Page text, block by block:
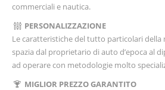
commerciali e nautica.
PERSONALIZZAZIONE
Le caratteristiche del tutto particolari della
spazia dal proprietario di auto d’epoca al
ad operare con metodologie molto
MIGLIOR PREZZO GARANTITO